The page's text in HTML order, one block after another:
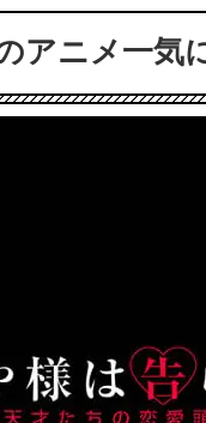
アニメ一気